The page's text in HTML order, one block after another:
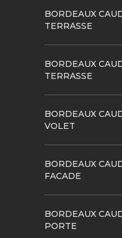
BORDEAUX
TERRASSE
BORDEAUX
TERRASSE
BORDEAUX
VOLET
BORDEAUX
FACADE
BORDEAUX
PORTE